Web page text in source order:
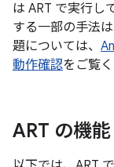
は ART で実行し
する一部の手法
題については、
動作確認をご覧く
ART の機能